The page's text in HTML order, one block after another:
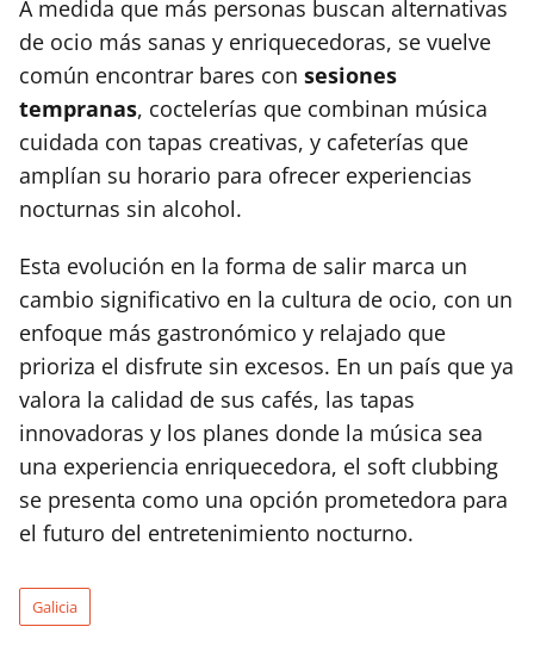
A medida que más personas buscan alternativas
de ocio más sanas y enriquecedoras, se vuelve
común encontrar bares con sesiones
tempranas, coctelerías que combinan música
cuidada con tapas creativas, y cafeterías que
amplían su horario para ofrecer experiencias
nocturnas sin alcohol.
Esta evolución en la forma de salir marca un
cambio significativo en la cultura de ocio, con un
enfoque más gastronómico y relajado que
prioriza el disfrute sin excesos. En un país que ya
valora la calidad de sus cafés, las tapas
innovadoras y los planes donde la música sea
una experiencia enriquecedora, el soft clubbing
se presenta como una opción prometedora para
el futuro del entretenimiento nocturno.
Galicia